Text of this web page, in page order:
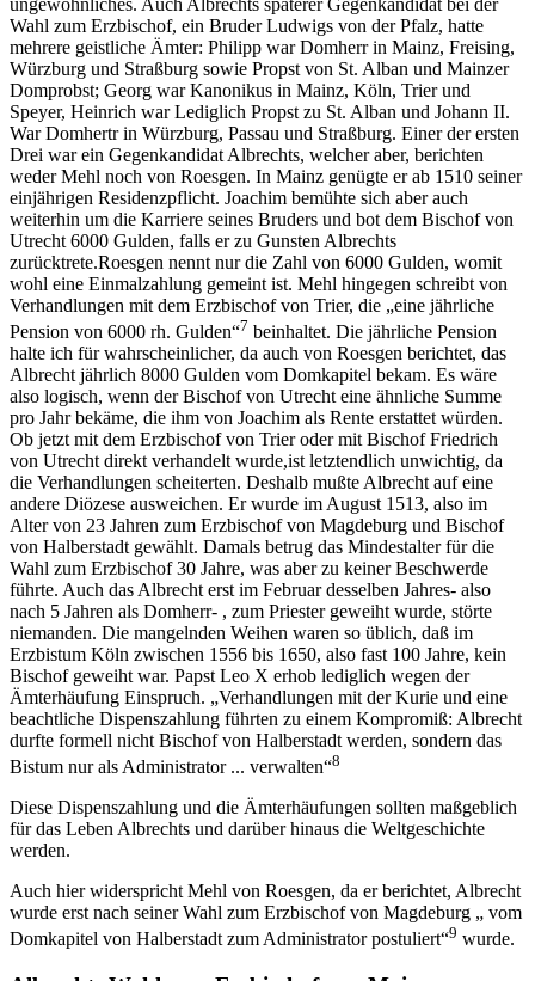
Wahl zum Erzbischof, ein Bruder Ludwigs von der Pfalz, hatte
mehrere geistliche Ämter: Philipp war Domherr in Mainz, Freising,
Würzburg und Straßburg sowie Propst von St. Alban und Mainzer
Domprobst; Georg war Kanonikus in Mainz, Köln, Trier und
Speyer, Heinrich war Lediglich Propst zu St. Alban und Johann II.
War Domhertr in Würzburg, Passau und Straßburg. Einer der ersten
Drei war ein Gegenkandidat Albrechts, welcher aber, berichten
weder Mehl noch von Roesgen. In Mainz genügte er ab 1510 seiner
einjährigen Residenzpflicht. Joachim bemühte sich aber auch
weiterhin um die Karriere seines Bruders und bot dem Bischof von
Utrecht 6000 Gulden, falls er zu Gunsten Albrechts
zurücktrete.Roesgen nennt nur die Zahl von 6000 Gulden, womit
wohl eine Einmalzahlung gemeint ist. Mehl hingegen schreibt von
Verhandlungen mit dem Erzbischof von Trier, die „eine jährliche
Pension von 6000 rh. Gulden“7 beinhaltet. Die jährliche Pension
halte ich für wahrscheinlicher, da auch von Roesgen berichtet, das
Albrecht jährlich 8000 Gulden vom Domkapitel bekam. Es wäre
also logisch, wenn der Bischof von Utrecht eine ähnliche Summe
pro Jahr bekäme, die ihm von Joachim als Rente erstattet würden.
Ob jetzt mit dem Erzbischof von Trier oder mit Bischof Friedrich
von Utrecht direkt verhandelt wurde,ist letztendlich unwichtig, da
die Verhandlungen scheiterten. Deshalb mußte Albrecht auf eine
andere Diözese ausweichen. Er wurde im August 1513, also im
Alter von 23 Jahren zum Erzbischof von Magdeburg und Bischof
von Halberstadt gewählt. Damals betrug das Mindestalter für die
Wahl zum Erzbischof 30 Jahre, was aber zu keiner Beschwerde
führte. Auch das Albrecht erst im Februar desselben Jahres- also
nach 5 Jahren als Domherr- , zum Priester geweiht wurde, störte
niemanden. Die mangelnden Weihen waren so üblich, daß im
Erzbistum Köln zwischen 1556 bis 1650, also fast 100 Jahre, kein
Bischof geweiht war. Papst Leo X erhob lediglich wegen der
Ämterhäufung Einspruch. „Verhandlungen mit der Kurie und eine
beachtliche Dispenszahlung führten zu einem Kompromiß: Albrecht
durfte formell nicht Bischof von Halberstadt werden, sondern das
Bistum nur als Administrator ... verwalten“8
Diese Dispenszahlung und die Ämterhäufungen sollten maßgeblich
für das Leben Albrechts und darüber hinaus die Weltgeschichte
werden.
Auch hier widerspricht Mehl von Roesgen, da er berichtet, Albrecht
wurde erst nach seiner Wahl zum Erzbischof von Magdeburg „ vom
Domkapitel von Halberstadt zum Administrator postuliert“9 wurde.